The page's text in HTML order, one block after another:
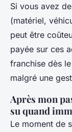
Si vous avez
(matériel,
peut être
payée sur ces
franchise dès
malgré une
Après mon
su quand
Le moment de